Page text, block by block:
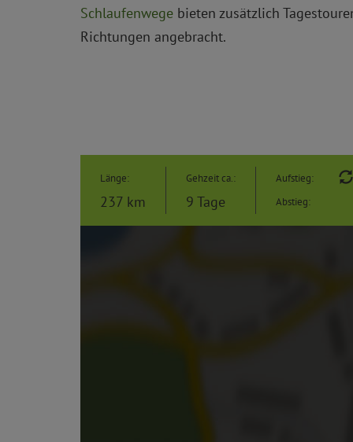
Schlaufenwege bieten zusätzlich
Richtungen angebracht.
Länge:
237 km
Gehzeit ca.:
9 Tage
Aufstieg:
Abstieg: